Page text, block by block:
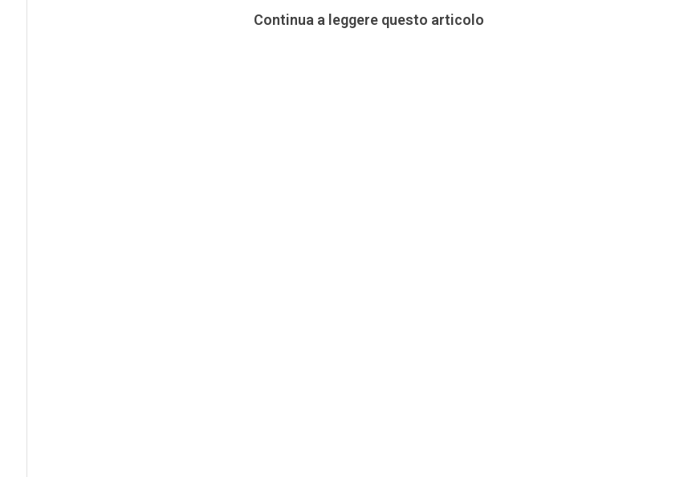
Continua a leggere questo articolo